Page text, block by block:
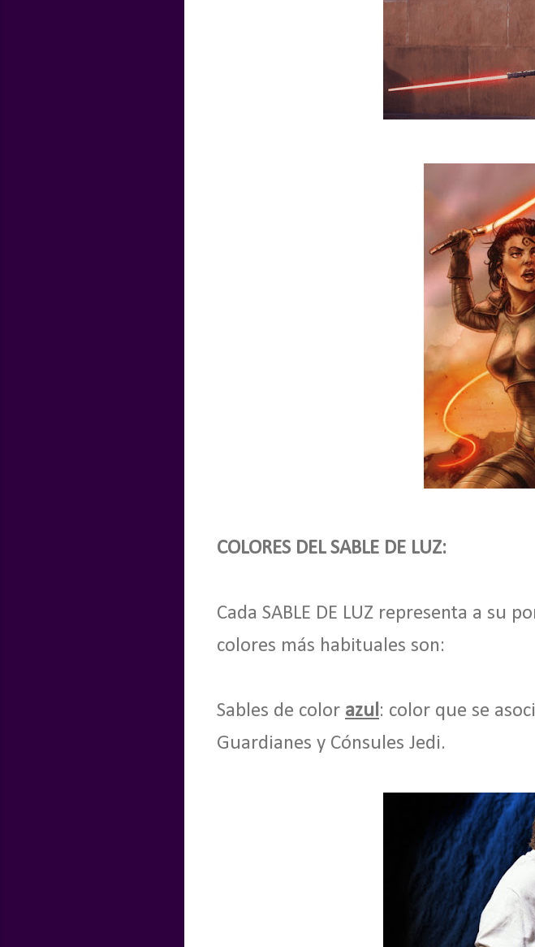
COLORES DEL SABLE DE LUZ:
Cada SABLE DE LUZ representa a su
colores más habituales son:
Sables de color azul : color que se
Guardianes y Cónsules Jedi.